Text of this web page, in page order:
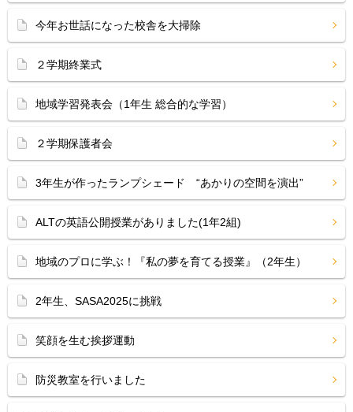
今年お世話になった校舎を大掃除
２学期終業式
地域学習発表会（1年生 総合的な学習）
２学期保護者会
3年生が作ったランプシェード “あかりの空間を演出”
ALTの英語公開授業がありました(1年2組)
地域のプロに学ぶ！『私の夢を育てる授業』（2年生）
2年生、SASA2025に挑戦
笑顔を生む挨拶運動
防災教室を行いました